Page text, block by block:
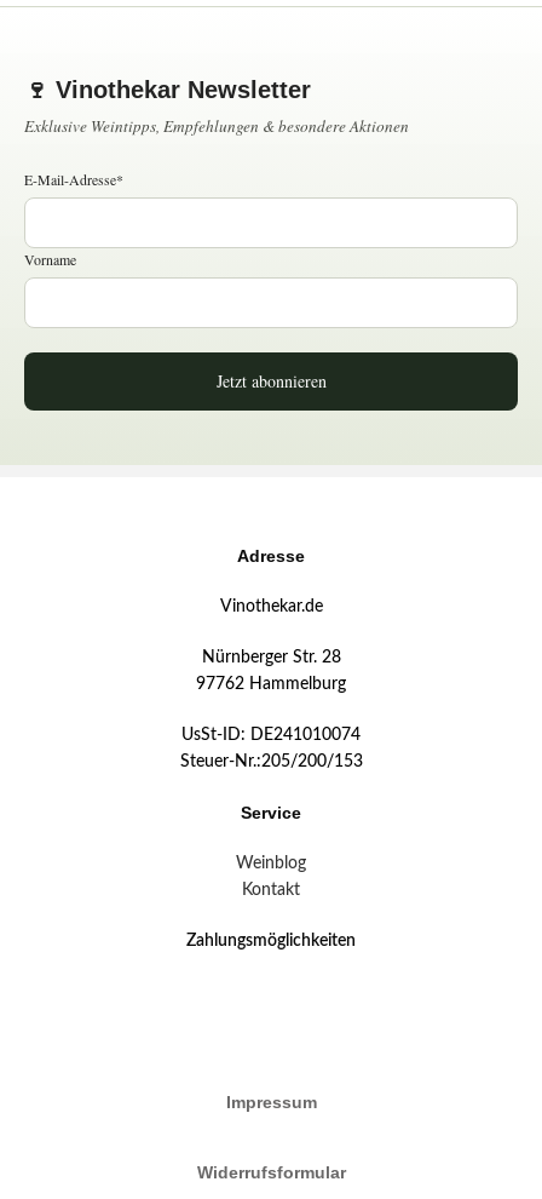
🍷 Vinothekar Newsletter
Exklusive Weintipps, Empfehlungen & besondere Aktionen
E-Mail-Adresse*
Vorname
Jetzt abonnieren
Adresse
Vinothekar.de
Nürnberger Str. 28
97762 Hammelburg
UsSt-ID: DE241010074
Steuer-Nr.:205/200/153
Service
Weinblog
Kontakt
Zahlungsmöglichkeiten
Impressum
Widerrufsformular